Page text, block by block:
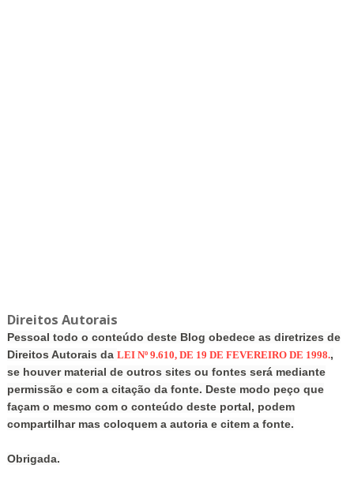
Direitos Autorais
Pessoal todo o conteúdo deste Blog obedece as diretrizes de
Direitos Autorais da LEI Nº 9.610, DE 19 DE FEVEREIRO DE 1998.,
se houver material de outros sites ou fontes será mediante
permissão e com a citação da fonte. Deste modo peço que
façam o mesmo com o conteúdo deste portal, podem
compartilhar mas coloquem a autoria e citem a fonte.
Obrigada.